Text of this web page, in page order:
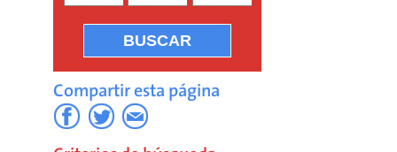
Compartir esta página